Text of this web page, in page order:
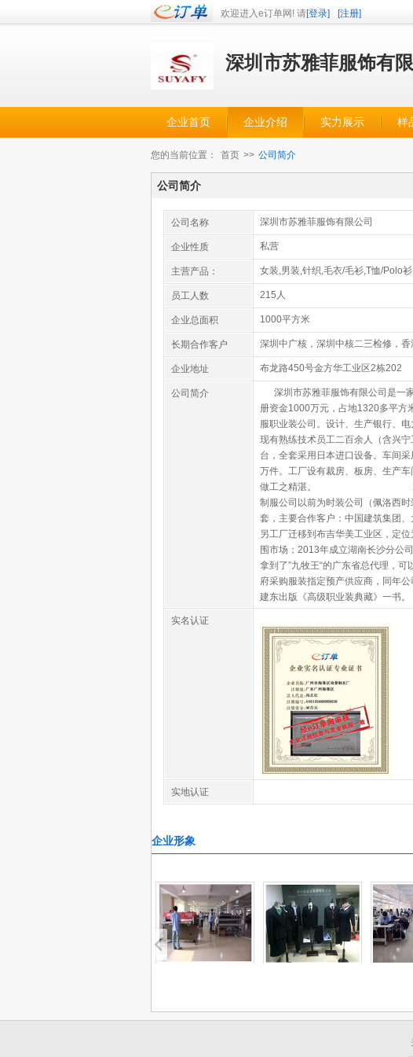
欢迎进入e订单网! 请[登录] [注册]
深圳市苏雅菲服饰有
企业首页 企业介绍 实力展示 样
您的当前位置： 首页 >> 公司简介
公司简介
公司名称 深圳市苏雅菲服饰有限公司
企业性质 私营
主营产品： 女装,男装,针织,毛衣/毛衫,T恤/Polo
员工人数 215人
企业总面积 1000平方米
长期合作客户 深圳中广核，深圳中核二三检修，
企业地址 布龙路450号金方华工业区2栋202
公司简介
深圳市苏雅菲服饰有限公司是一
册资金1000万元，占地1320多平方
服职业装公司。设计、生产银行、
现有熟练技术员工二百余人（含兴
台，全套采用日本进口设备。车间
万件。工厂设有裁房、板房、生产
做工之精湛。 发展之路：
制服公司以前为时装公司（佩洛西
套，主要合作客户：中国建筑集团
另工厂迁移到布吉华美工业区，定
围市场；2013年成立湖南长沙分公
拿到了”九牧王“的广东省总代理，
府采购服装指定预产供应商，同年
建东出版《高级职业装典藏》一书。
实名认证
实地认证
企业形象